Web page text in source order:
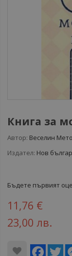
Книга за
Автор: Веселин
Издател: Нов
Бъдете първият
11,76 €
23,00 лв.